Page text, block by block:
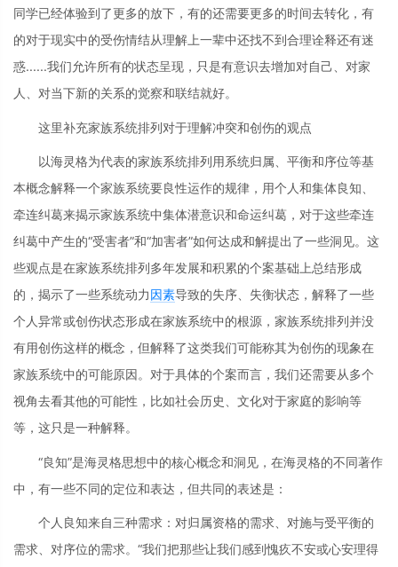
同学已经体验到了更多的放下，有的还需要更多的时间去转化，有
的对于现实中的受伤情结从理解上一辈中还找不到合理诠释还有迷
惑......我们允许所有的状态呈现，只是有意识去增加对自己、对家
人、对当下新的关系的觉察和联结就好。
这里补充家族系统排列对于理解冲突和创伤的观点
以海灵格为代表的家族系统排列用系统归属、平衡和序位等基
本概念解释一个家族系统要良性运作的规律，用个人和集体良知、
牵连纠葛来揭示家族系统中集体潜意识和命运纠葛，对于这些牵连
纠葛中产生的“受害者”和“加害者”如何达成和解提出了一些洞见。这
些观点是在家族系统排列多年发展和积累的个案基础上总结形成
的，揭示了一些系统动力因素导致的失序、失衡状态，解释了一些
个人异常或创伤状态形成在家族系统中的根源，家族系统排列并没
有用创伤这样的概念，但解释了这类我们可能称其为创伤的现象在
家族系统中的可能原因。对于具体的个案而言，我们还需要从多个
视角去看其他的可能性，比如社会历史、文化对于家庭的影响等
等，这只是一种解释。
“良知”是海灵格思想中的核心概念和洞见，在海灵格的不同著作
中，有一些不同的定位和表达，但共同的表述是：
个人良知来自三种需求：对归属资格的需求、对施与受平衡的
需求、对序位的需求。“我们把那些让我们感到愧疚不安或心安理得